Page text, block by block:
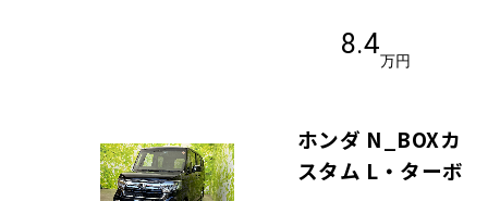
8.4
万円
ホンダ N_BOXカ
スタム L・ターボ